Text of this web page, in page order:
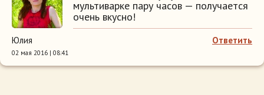
мультиварке пару часов — получается
очень вкусно!
Ответить
Юлия
02 мая 2016 | 08:41